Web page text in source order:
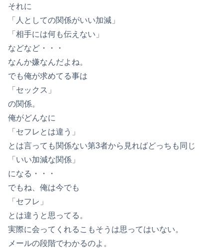
それに
「人としての関係がいい加減」
「相手には何も伝えない」
などなど・・・
なんか嫌なんだよね。
でも俺が求めてる事は
「セックス」
の関係。
俺がどんなに
「セフレとは違う」
とは言っても関係ない第3者から見ればどっちも同じ
「いい加減な関係」
になる・・・
でもね、俺は今でも
「セフレ」
とは違うと思ってる。
実際に会ってくれるこもそうは思ってはいない。
メールの段階でわかるのよ。